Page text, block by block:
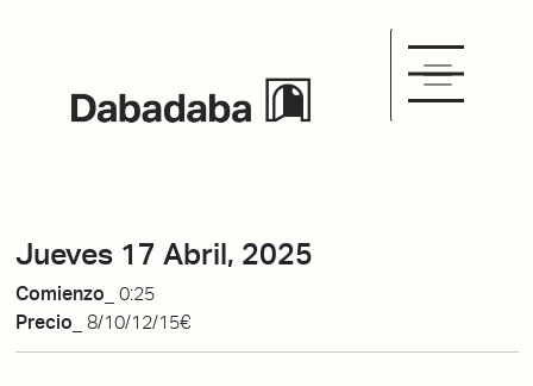
Jueves 17 Abril, 2025
Comienzo_ 0:25
Precio_ 8/10/12/15€